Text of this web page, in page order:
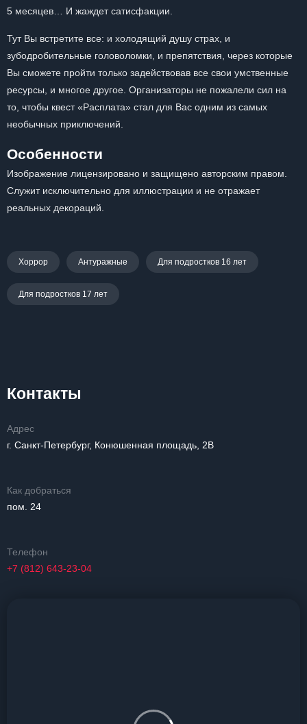
5 месяцев… И жаждет сатисфакции.
Тут Вы встретите все: и холодящий душу страх, и
зубодробительные головоломки, и препятствия, через которые
Вы сможете пройти только задействовав все свои умственные
ресурсы, и многое другое. Организаторы не пожалели сил на
то, чтобы квест «Расплата» стал для Вас одним из самых
необычных приключений.
Особенности
Изображение лицензировано и защищено авторским правом.
Служит исключительно для иллюстрации и не отражает
реальных декораций.
Хоррор Антуражные Для подростков 16 лет
Для подростков 17 лет
Контакты
Адрес
г. Санкт-Петербург, Конюшенная площадь, 2В
Как добраться
пом. 24
Телефон
+7 (812) 643-23-04